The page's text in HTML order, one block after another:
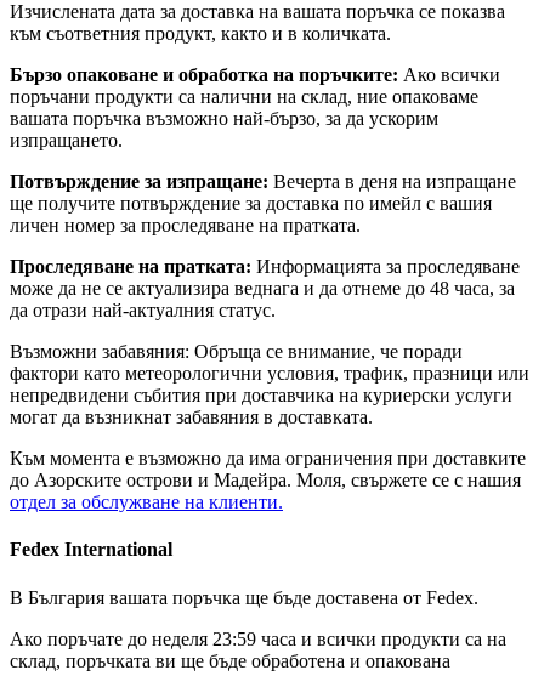
Изчислената дата за доставка на вашата поръчка се показва
към съответния продукт, както и в количката.
Бързо опаковане и обработка на поръчките: Ако всички
поръчани продукти са налични на склад, ние опаковаме
вашата поръчка възможно най-бързо, за да ускорим
изпращането.
Потвърждение за изпращане: Вечерта в деня на изпращане
ще получите потвърждение за доставка по имейл с вашия
личен номер за проследяване на пратката.
Проследяване на пратката: Информацията за проследяване
може да не се актуализира веднага и да отнеме до 48 часа, за
да отрази най-актуалния статус.
Възможни забавяния: Обръща се внимание, че поради
фактори като метеорологични условия, трафик, празници или
непредвидени събития при доставчика на куриерски услуги
могат да възникнат забавяния в доставката.
Към момента е възможно да има ограничения при доставките
до Азорските острови и Мадейра. Моля, свържете се с нашия
отдел за обслужване на клиенти.
Fedex International
В България вашата поръчка ще бъде доставена от Fedex.
Ако поръчате до неделя 23:59 часа и всички продукти са на
склад, поръчката ви ще бъде обработена и опакована